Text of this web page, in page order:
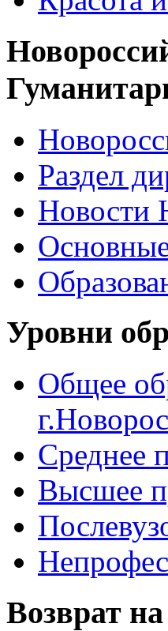
Раздел
Новости
Уровни
Общее
Среднее
Высшее
Возврат